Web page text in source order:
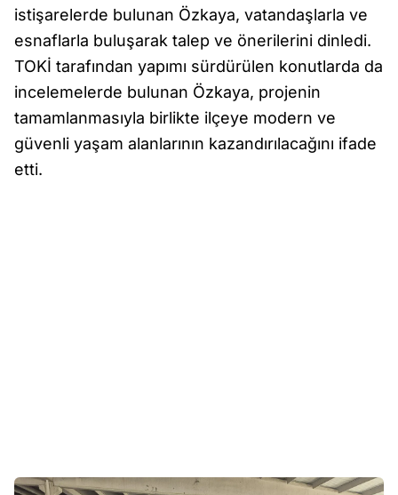
istişarelerde bulunan Özkaya, vatandaşlarla ve
esnaflarla buluşarak talep ve önerilerini dinledi.
TOKİ tarafından yapımı sürdürülen konutlarda da
incelemelerde bulunan Özkaya, projenin
tamamlanmasıyla birlikte ilçeye modern ve
güvenli yaşam alanlarının kazandırılacağını ifade
etti.